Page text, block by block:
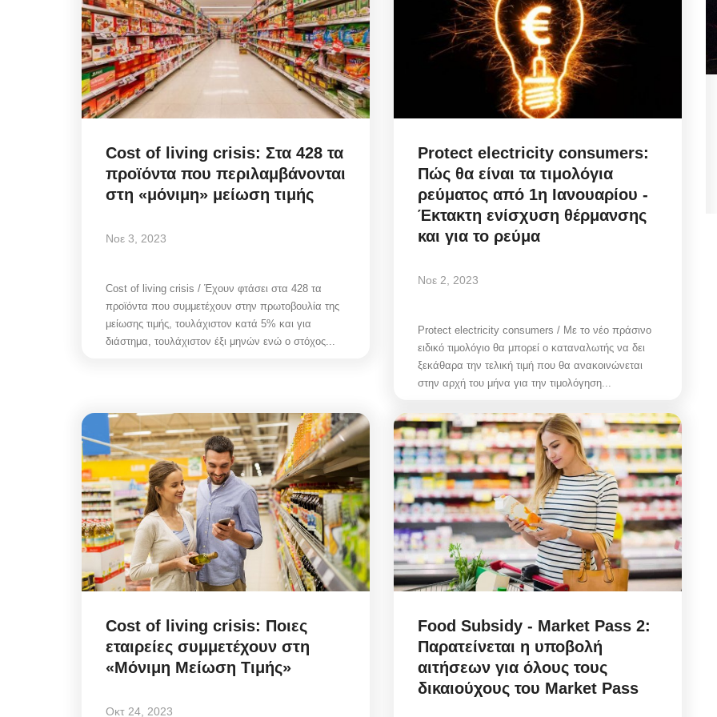
Cost of living crisis: Στα 428 τα
προϊόντα που περιλαμβάνονται
στη «μόνιμη» μείωση τιμής
Νοε 3, 2023
Cost of living crisis / Έχουν φτάσει στα 428 τα
προϊόντα που συμμετέχουν στην πρωτοβουλία της
μείωσης τιμής, τουλάχιστον κατά 5% και για
διάστημα, τουλάχιστον έξι μηνών ενώ ο στόχος...
Protect electricity consumers:
Πώς θα είναι τα τιμολόγια
ρεύματος από 1η Ιανουαρίου -
Έκτακτη ενίσχυση θέρμανσης
και για το ρεύμα
Νοε 2, 2023
Protect electricity consumers / Με το νέο πράσινο
ειδικό τιμολόγιο θα μπορεί ο καταναλωτής να δει
ξεκάθαρα την τελική τιμή που θα ανακοινώνεται
στην αρχή του μήνα για την τιμολόγηση...
Cost of living crisis: Ποιες
εταιρείες συμμετέχουν στη
«Μόνιμη Μείωση Τιμής»
Οκτ 24, 2023
Food Subsidy - Market Pass 2:
Παρατείνεται η υποβολή
αιτήσεων για όλους τους
δικαιούχους του Μarket Pass
Infrastructure Resilience: Πώς
μετατρέπει...
Αυγ 5, 2026
Η πολιτική στρατηγική της ΔΕΥΑΜ μετατρέπει το
Municipal Council Mykonos: Η
Διοικήσεων...
Αυγ 7, 2026
Mykonos Ticker | Δημοτικό Συμβούλιο Μυκόνου